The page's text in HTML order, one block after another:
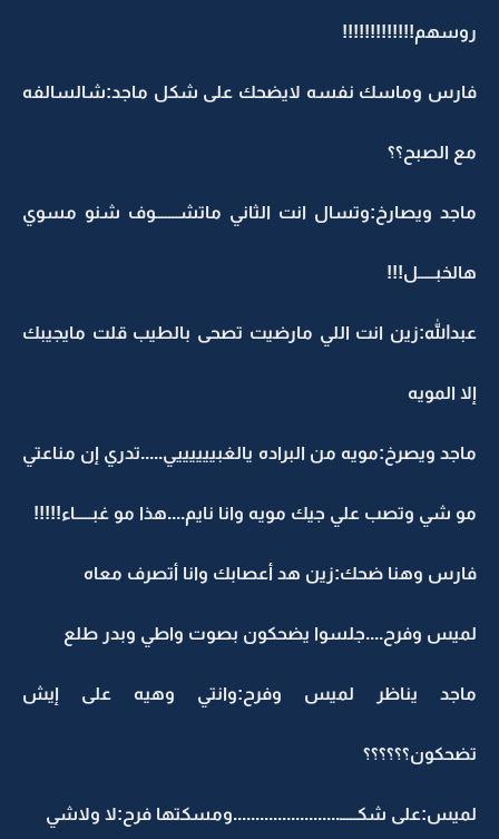
روسهم!!!!!!!!!!!!!
فارس وماسك نفسه لايضحك على شكل ماجد:شالسالفه
مع الصبح؟؟
ماجد ويصارخ:وتسال انت الثاني ماتشـــــــوف شنو مسوي
هالخبـــــل!!!
عبدالله:زين انت اللي مارضيت تصحى بالطيب قلت مايجيبك
إلا المويه
ماجد ويصرخ:مويه من البراده يالغبييييييي.....تدري إن مناعتي
مو شي وتصب علي جيك مويه وانا نايم....هذا مو غبـــــاء!!!!!
فارس وهنا ضحك:زين هد أعصابك وانا أتصرف معاه
لميس وفرح....جلسوا يضحكون بصوت واطي وبدر طلع
ماجد يناظر لميس وفرح:وانتي وهيه على إيش
تضحكون؟؟؟؟؟؟
لميس:على شكـــــ........................ومسكتها فرح:لا ولاشي